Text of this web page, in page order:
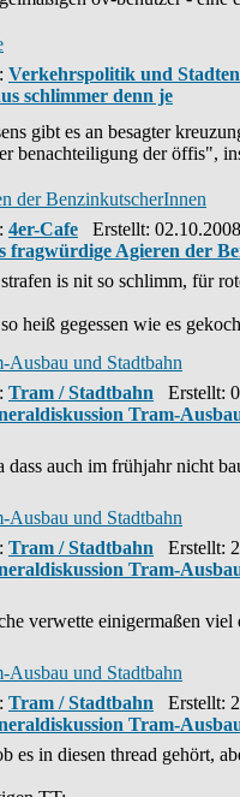
Verkehrspolitik und
schlimmer denn je
gibt es an besagter
benachteiligung der öffis",
der BenzinkutscherInnen
4er-Cafe Erstellt:
fragwürdige Agieren der
is nit so schlimm, für
heiß gegessen wie es
Ausbau und Stadtbahn
Tram / Stadtbahn Erstellt:
Tram-
dass auch im frühjahr nicht
Ausbau und Stadtbahn
Tram / Stadtbahn Erstellt:
Tram-
verwette einigermaßen
Ausbau und Stadtbahn
Tram / Stadtbahn Erstellt:
Tram-
es in diesen thread gehört,